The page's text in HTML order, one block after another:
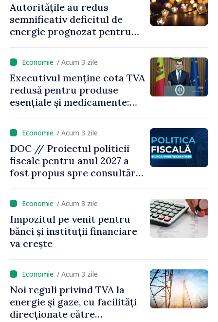
Autoritățile au redus
semnificativ deficitul de
energie prognozat pentru
/ Acum 3 zile
Executivul menține cota TVA
redusă pentru produse
esențiale și medicamente:
pe seama consumului de
bază al oamenilor”
/ Acum 3 zile
DOC // Proiectul politicii
fiscale pentru anul 2027 a
fost propus spre consultări
/ Acum 3 zile
Impozitul pe venit pentru
bănci și instituții financiare
va crește
/ Acum 3 zile
Noi reguli privind TVA la
energie și gaze, cu facilități
direcționate către